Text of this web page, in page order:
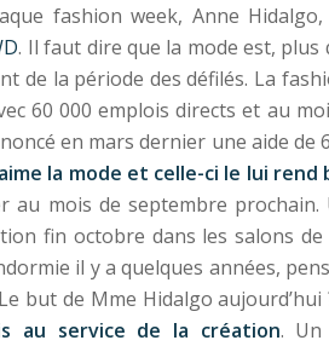
fashion week, Anne
. Il faut dire que la mode est,
de la période des défilés. La
60 000 emplois directs et au
en mars dernier une aide de
la mode et celle-ci le lui rend
au mois de septembre prochain.
fin octobre dans les salons de
il y a quelques années,
but de Mme Hidalgo aujourd’hui
au service de la création. Un